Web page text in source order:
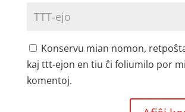
Konservu mian nomon,
kaj ttt-ejon en tiu ĉi foliumilo por
komentoj.